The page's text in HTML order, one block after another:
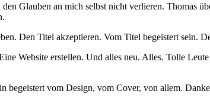
Glauben an mich selbst nicht verlieren. Thomas
Den Titel akzeptieren. Vom Titel begeistert sein.
Website erstellen. Und alles neu. Alles. Tolle
begeistert vom Design, vom Cover, von allem.